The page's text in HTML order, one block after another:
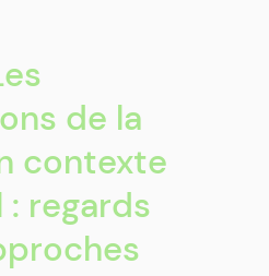
de la
contexte
: regards